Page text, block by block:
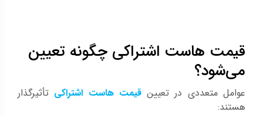
قیمت هاست اشتراکی چگونه تعیین
می‌شود؟
عوامل متعددی در تعیینقیمت هاست اشتراکی تأثیرگذار
هستند: